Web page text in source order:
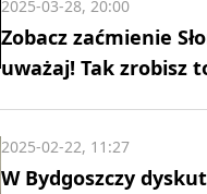
Zobacz zaćmienie
uważaj! Tak zrobisz
2025-03-28, 20:00
W Bydgoszczy
2025-02-22, 11:27